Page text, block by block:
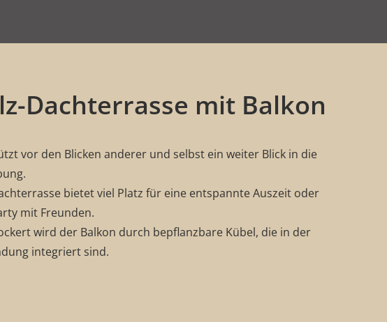
Dachterrasse mit Balkon
vor den Blicken anderer und selbst ein weiter Blick in die
bietet viel Platz für eine entspannte Auszeit oder
mit Freunden.
wird der Balkon durch bepflanzbare Kübel, die in der
integriert sind.